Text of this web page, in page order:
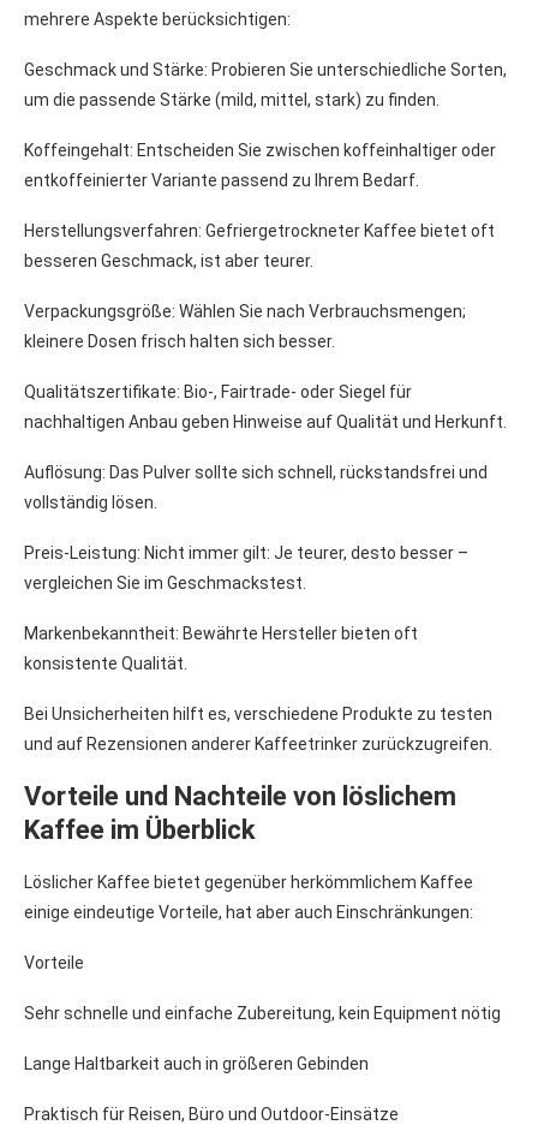
mehrere Aspekte berücksichtigen:
Geschmack und Stärke: Probieren Sie unterschiedliche Sorten,
um die passende Stärke (mild, mittel, stark) zu finden.
Koffeingehalt: Entscheiden Sie zwischen koffeinhaltiger oder
entkoffeinierter Variante passend zu Ihrem Bedarf.
Herstellungsverfahren: Gefriergetrockneter Kaffee bietet oft
besseren Geschmack, ist aber teurer.
Verpackungsgröße: Wählen Sie nach Verbrauchsmengen;
kleinere Dosen frisch halten sich besser.
Qualitätszertifikate: Bio-, Fairtrade- oder Siegel für
nachhaltigen Anbau geben Hinweise auf Qualität und Herkunft.
Auflösung: Das Pulver sollte sich schnell, rückstandsfrei und
vollständig lösen.
Preis-Leistung: Nicht immer gilt: Je teurer, desto besser –
vergleichen Sie im Geschmackstest.
Markenbekanntheit: Bewährte Hersteller bieten oft
konsistente Qualität.
Bei Unsicherheiten hilft es, verschiedene Produkte zu testen
und auf Rezensionen anderer Kaffeetrinker zurückzugreifen.
Vorteile und Nachteile von löslichem
Kaffee im Überblick
Löslicher Kaffee bietet gegenüber herkömmlichem Kaffee
einige eindeutige Vorteile, hat aber auch Einschränkungen:
Vorteile
Sehr schnelle und einfache Zubereitung, kein Equipment nötig
Lange Haltbarkeit auch in größeren Gebinden
Praktisch für Reisen, Büro und Outdoor-Einsätze